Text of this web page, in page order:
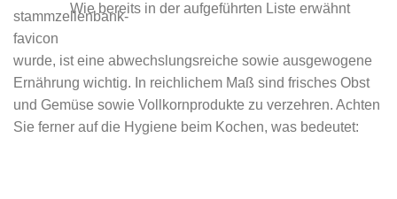
Wie bereits in der aufgeführten Liste erwähnt
wurde, ist eine abwechslungsreiche sowie ausgewogene
Ernährung wichtig. In reichlichem Maß sind frisches Obst
und Gemüse sowie Vollkornprodukte zu verzehren. Achten
Sie ferner auf die Hygiene beim Kochen, was bedeutet: